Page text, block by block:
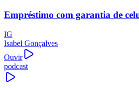
Empréstimo com garantia de
IG
Isabel Gonçalves
Ouvir
podcast